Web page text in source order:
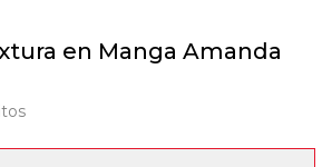
en Manga Amanda